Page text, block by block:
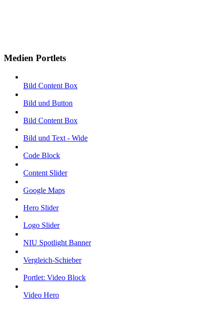
Medien Portlets
Bild Content Box
Bild und Button
Bild Content Box
Bild und Text - Wide
Code Block
Content Slider
Google Maps
Hero Slider
Logo Slider
NIU Spotlight Banner
Vergleich-Schieber
Portlet: Video Block
Video Hero